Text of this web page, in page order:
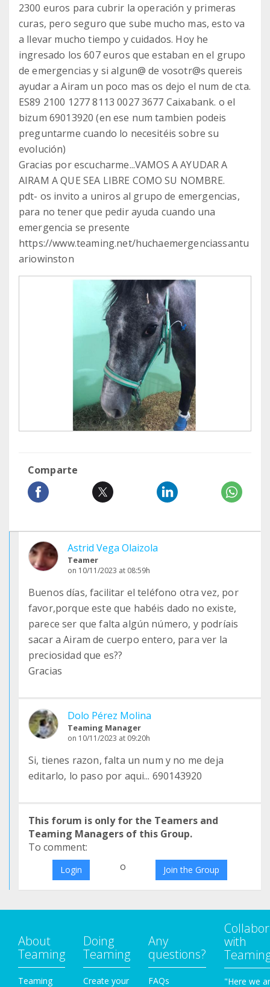
2300 euros para cubrir la operación y primeras
curas, pero seguro que sube mucho mas, esto va
a llevar mucho tiempo y cuidados. Hoy he
ingresado los 607 euros que estaban en el grupo
de emergencias y si algun@ de vosotr@s quereis
ayudar a Airam un poco mas os dejo el num de cta.
ES89 2100 1277 8113 0027 3677 Caixabank. o el
bizum 69013920 (en ese num tambien podeis
preguntarme cuando lo necesitéis sobre su
evolución)
Gracias por escucharme...VAMOS A AYUDAR A
AIRAM A QUE SEA LIBRE COMO SU NOMBRE.
pdt- os invito a uniros al grupo de emergencias,
para no tener que pedir ayuda cuando una
emergencia se presente
https://www.teaming.net/huchaemergenciassantu
ariowinston
Comparte
Astrid Vega Olaizola
Teamer
on 10/11/2023 at 08:59h
Buenos días, facilitar el teléfono otra vez, por
favor,porque este que habéis dado no existe,
parece ser que falta algún número, y podríais
sacar a Airam de cuerpo entero, para ver la
preciosidad que es??
Gracias
Dolo Pérez Molina
Teaming Manager
on 10/11/2023 at 09:20h
Si, tienes razon, falta un num y no me deja
editarlo, lo paso por aqui... 690143920
This forum is only for the Teamers and
Teaming Managers of this Group.
To comment:
Login o Join the Group
About
Teaming
Teaming
Doing
Teaming
Create your
Any
questions?
FAQs
with
"Here we